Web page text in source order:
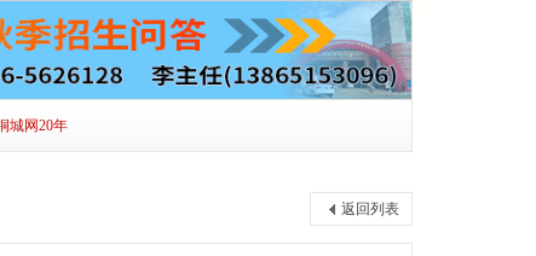
城网20年
返回列表